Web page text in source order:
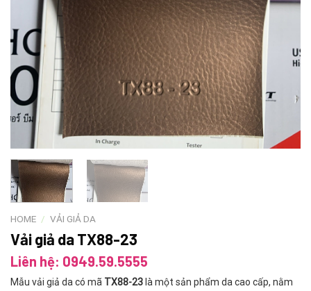
HOME / VẢI GIẢ DA
Vải giả da TX88-23
Liên hệ: 0949.59.5555
Mẫu vải giả da có mã TX88-23 là một sản phẩm da cao cấp, nằm